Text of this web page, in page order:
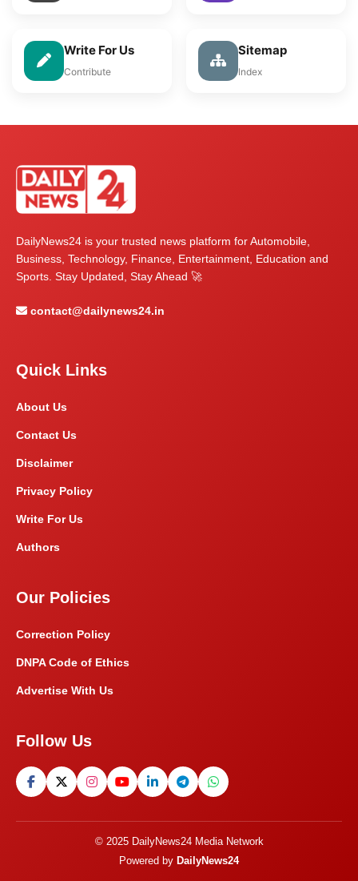
Write For Us
Contribute
Sitemap
Index
DailyNews24 is your trusted news platform for Automobile,
Business, Technology, Finance, Entertainment, Education and
Sports. Stay Updated, Stay Ahead 🚀
contact@dailynews24.in
Quick Links
About Us
Contact Us
Disclaimer
Privacy Policy
Write For Us
Authors
Our Policies
Correction Policy
DNPA Code of Ethics
Advertise With Us
Follow Us
© 2025 DailyNews24 Media Network
Powered by DailyNews24